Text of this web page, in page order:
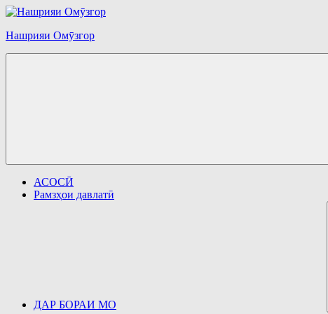
Перейти
содержимому
Нашрияи Омӯзгор
АСОСӢ
Рамзҳои давлатӣ
ДАР БОРАИ МО